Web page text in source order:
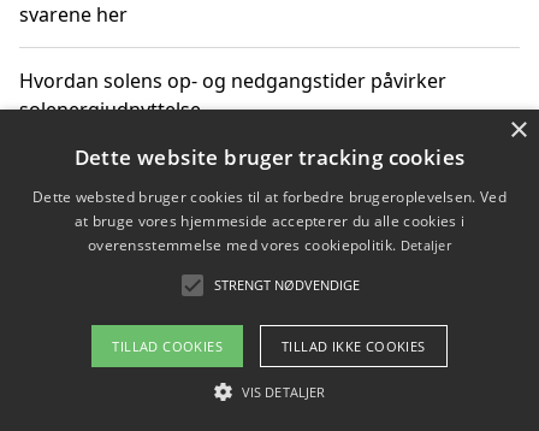
svarene her
Hvordan solens op- og nedgangstider påvirker
solenergiudnyttelse
Hvordan du får svar på energispørgsmål om
vedvarende energikilder
Om / kontakt
Blog Betingelser
×
Dette website bruger tracking cookies
Dette websted bruger cookies til at forbedre brugeroplevelsen. Ved
at bruge vores hjemmeside accepterer du alle cookies i
overensstemmelse med vores cookiepolitik. Detaljer
STRENGT NØDVENDIGE
TILLAD COOKIES TILLAD IKKE COOKIES
VIS DETALJER